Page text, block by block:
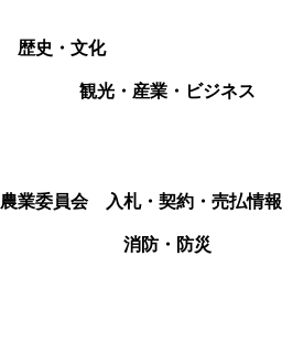
歴史・文化
観光・産業・ビジネス
農業委員会
入札・契約・売払情報
消防・防災